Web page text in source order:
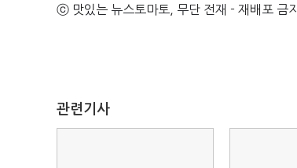
ⓒ 맛있는 뉴스토마토, 무단 전재 - 재배포 금지
관련기사